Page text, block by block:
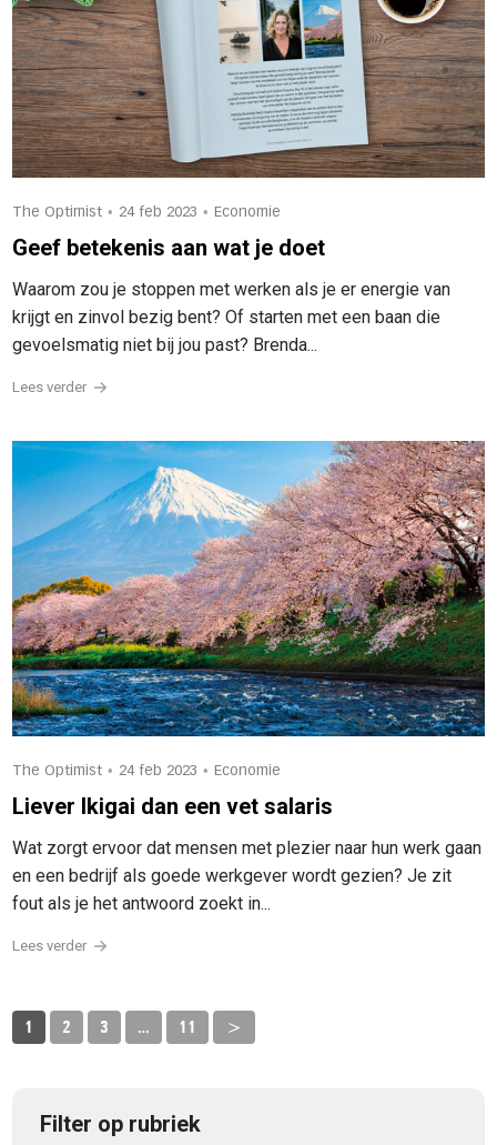
The Optimist • 24 feb 2023 • Economie
Geef betekenis aan wat je doet
Waarom zou je stoppen met werken als je er energie van
krijgt en zinvol bezig bent? Of starten met een baan die
gevoelsmatig niet bij jou past? Brenda...
Lees verder
The Optimist • 24 feb 2023 • Economie
Liever Ikigai dan een vet salaris
Wat zorgt ervoor dat mensen met plezier naar hun werk gaan
en een bedrijf als goede werkgever wordt gezien? Je zit
fout als je het antwoord zoekt in...
Lees verder
1 2 3 … 11 >
Filter op rubriek